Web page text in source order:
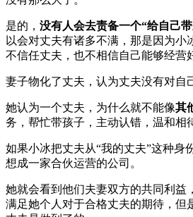
是的， 没有人会去责备一个“给自己
以会对丈夫有诸多不满，那是因为小
不信任丈夫，也不相信自己能够经营
妻子物化了丈夫，认为丈夫没有对自
她认为一个丈夫，为什么就不能像其
务，帮忙带孩子，主动认错，温和相
如果小冰把丈夫从“我的丈夫”这种身
想成一家合伙运营的公司。
她就会看到他们夫妻双方的共同利益
满足她个人对于合格丈夫的期待，但